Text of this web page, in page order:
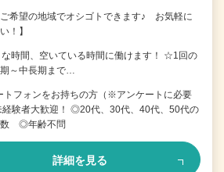
希望の地域でオシゴトできます♪ お気軽に
！】
時間、空いている時間に働けます！ ☆1回の
～中長期まで…
フォンをお持ちの方（※アンケートに必要
験者大歓迎！ ◎20代、30代、40代、50代の
数 ◎年齢不問
詳細を見る